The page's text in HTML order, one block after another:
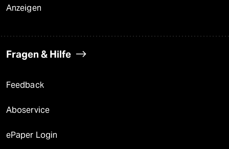
Anzeigen
Fragen & Hilfe
Feedback
Aboservice
ePaper Login